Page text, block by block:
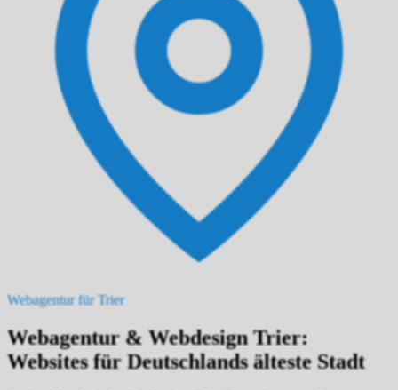
Webagentur für Trier
Webagentur & Webdesign Trier:
Websites für Deutschlands älteste Stadt